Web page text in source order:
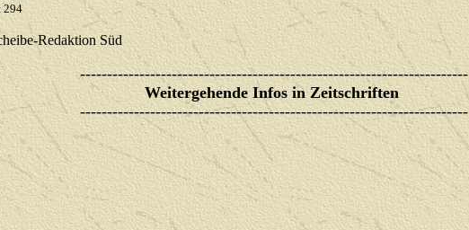
294
Redaktion Süd
------------------------------------------------------------------------
Weitergehende Infos in Zeitschriften
------------------------------------------------------------------------